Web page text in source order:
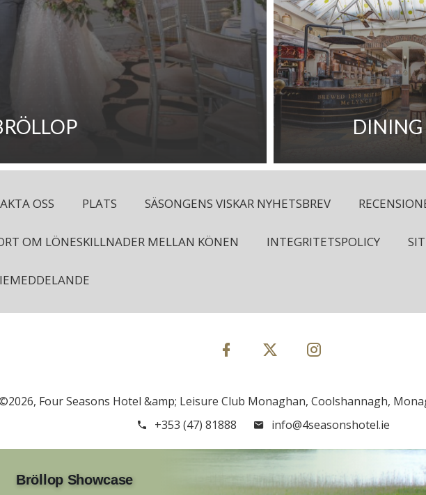
DINING
OSS PLATS SÄSONGENS VISKAR NYHETSBREV
OM LÖNESKILLNADER MELLAN KÖNEN INTEGRITETSPOLICY
Four Seasons Hotel &amp; Leisure Club Monaghan, Coolshannagh,
+353 (47) 81888
info@4seasonshotel.ie
Bröllop Showcase